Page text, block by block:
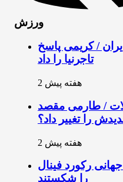
ورزش
/ کریمی پاسخ
تاجرنیا را داد
2 هفته پیش
/ طارمی مقصد
را تغییر داد؟
2 هفته پیش
رکورد فینال
را شکستند